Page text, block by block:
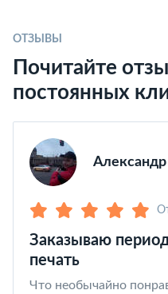
ОТЗЫВЫ
Почитайте
постоянных
Заказываю
печать
Что необычайно